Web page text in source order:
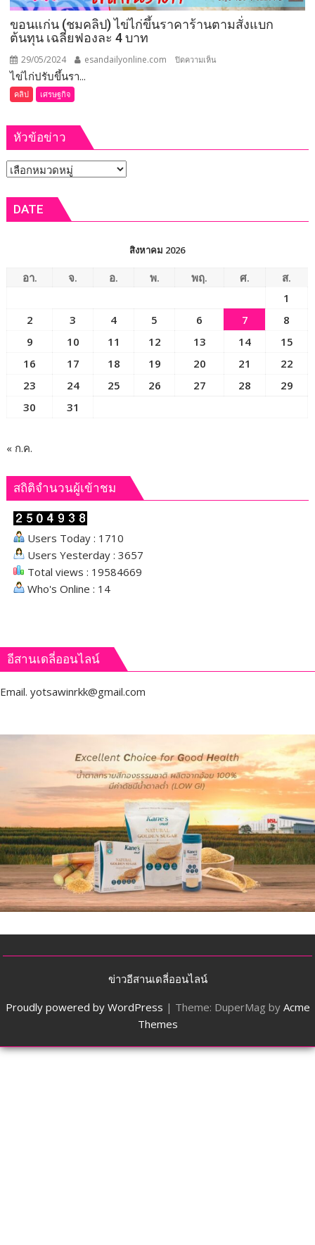
2,000
ราย
เข้า
ถึง
อิสระ
ขอนแก่น (ชมคลิป) ไข่ไก่ขึ้นราคาร้านตามสั่งแบก
ต้นทุน เฉลี่ยฟองละ 4 บาท
29/05/2024 esandailyonline.com ปิดความเห็น
ราคา
บาท
ไข่ไก่ปรับขึ้นรา...
คลิป เศรษฐกิจ
หัวข้อข่าว
หัวข้อ
DATE
สิงหาคม 2026
อา. จ. อ. พ. พฤ. ศ.
ส.
1
2
3 4 5 6 7
8
9
10 11 12 13 14
15
16
17 18 19 20 21
22
23
24 25 26 27 28
29
30
31
« ก.ค.
สถิติจำนวนผู้เข้าชม
Users Today : 1710
Users Yesterday : 3657
Total views : 19584669
Who's Online : 14
อีสานเดลี่ออนไลน์
Email. yotsawinrkk@gmail.com
ข่าวอีสานเดลี่ออนไลน์
Proudly powered by WordPress | Theme: DuperMag by Acme
Themes